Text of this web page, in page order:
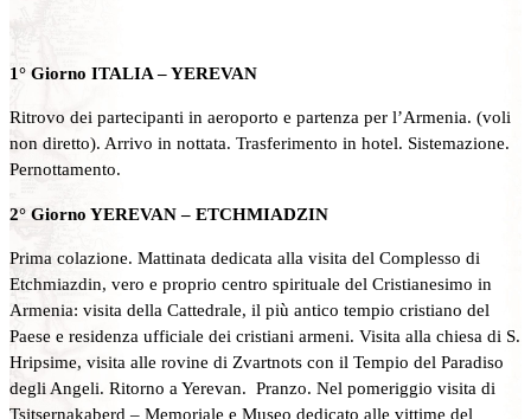
1° Giorno ITALIA – YEREVAN
Ritrovo dei partecipanti in aeroporto e partenza per l’Armenia. (voli
non diretto). Arrivo in nottata. Trasferimento in hotel. Sistemazione.
Pernottamento.
2° Giorno YEREVAN – ETCHMIADZIN
Prima colazione. Mattinata dedicata alla visita del Complesso di
Etchmiazdin, vero e proprio centro spirituale del Cristianesimo in
Armenia: visita della Cattedrale, il più antico tempio cristiano del
Paese e residenza ufficiale dei cristiani armeni. Visita alla chiesa di S.
Hripsime, visita alle rovine di Zvartnots con il Tempio del Paradiso
degli Angeli. Ritorno a Yerevan. Pranzo. Nel pomeriggio visita di
Tsitsernakaberd – Memoriale e Museo dedicato alle vittime del